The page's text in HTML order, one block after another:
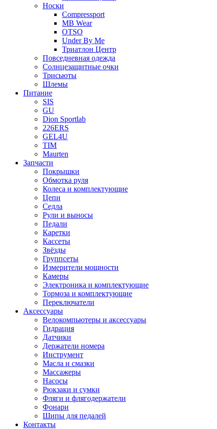
Носки
Compressport
MB Wear
OTSO
Under By Me
Триатлон Центр
Повседневная одежда
Солнцезащитные очки
Трисьюты
Шлемы
Питание
SIS
GU
Dion Sportlab
226ERS
GEL4U
TIM
Maurten
Запчасти
Покрышки
Обмотка руля
Колеса и комплектующие
Цепи
Седла
Рули и выносы
Педали
Каретки
Кассеты
Звёзды
Группсеты
Измерители мощности
Камеры
Электроника и комплектующие
Тормоза и комплектующие
Переключатели
Аксессуары
Велокомпьютеры и аксессуары
Гидрация
Датчики
Держатели номера
Инструмент
Масла и смазки
Массажеры
Насосы
Рюкзаки и сумки
Фляги и флягодержатели
Фонари
Шипы для педалей
Контакты